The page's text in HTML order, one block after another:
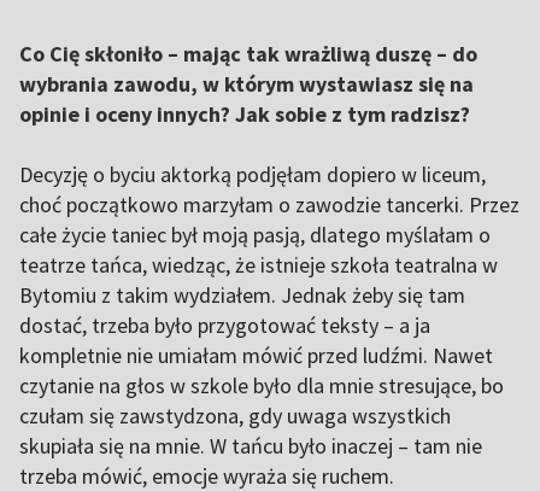
Co Cię skłoniło – mając tak wrażliwą duszę – do
wybrania zawodu, w którym wystawiasz się na
opinie i oceny innych? Jak sobie z tym radzisz?
Decyzję o byciu aktorką podjęłam dopiero w liceum,
choć początkowo marzyłam o zawodzie tancerki. Przez
całe życie taniec był moją pasją, dlatego myślałam o
teatrze tańca, wiedząc, że istnieje szkoła teatralna w
Bytomiu z takim wydziałem. Jednak żeby się tam
dostać, trzeba było przygotować teksty – a ja
kompletnie nie umiałam mówić przed ludźmi. Nawet
czytanie na głos w szkole było dla mnie stresujące, bo
czułam się zawstydzona, gdy uwaga wszystkich
skupiała się na mnie. W tańcu było inaczej – tam nie
trzeba mówić, emocje wyraża się ruchem.